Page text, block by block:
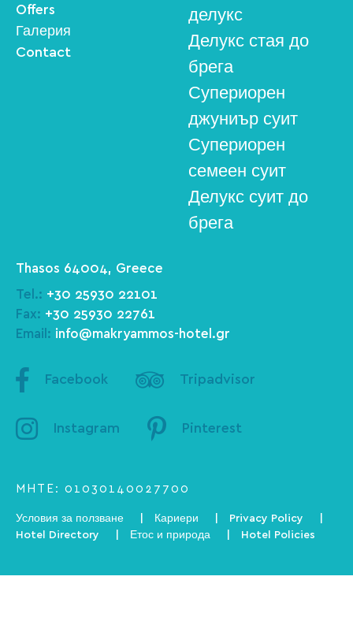
Offers
Галерия
Contact
делукс
Делукс стая до
брега
Супериорен
джуниър суит
Супериорен
семеен суит
Делукс суит до
брега
Thasos 64004, Greece
Tel.: +30 25930 22101
Fax: +30 25930 22761
Email: info@makryammos-hotel.gr
Facebook Tripadvisor
Instagram Pinterest
ΜΗΤΕ: 01030140027700
Условия за ползване Кариери
Privacy Policy
Hotel Directory
Етос и природа Hotel Policies